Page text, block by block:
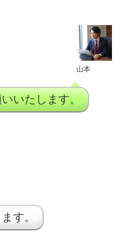
山本
いたします。
す。